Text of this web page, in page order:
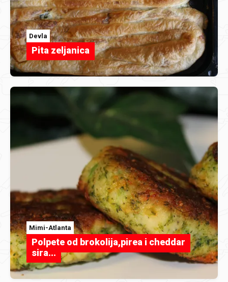
Devla
Pita zeljanica
Mimi-Atlanta
Polpete od brokolija,pirea i cheddar
sira...